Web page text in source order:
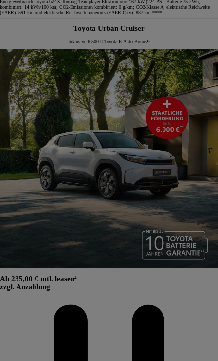
Energieverbrauch Toyota bZ4X Touring Teamplayer Elektromotor 167 kW (224 PS), Batterie 75 kWh;
kombiniert: 14 kWh/100 km; CO2-Emissionen kombiniert: 0 g/km; CO2-Klasse A; elektrische Reichweite
(EAER): 591 km und elektrische Reichweite innerorts (EAER City): 837 km.****
Toyota Urban Cruiser
Inklusive 6.500 € Toyota E-Auto Bonus¹¹
Ab 235,00 € mtl. leasen⁴
zzgl. Anzahlung